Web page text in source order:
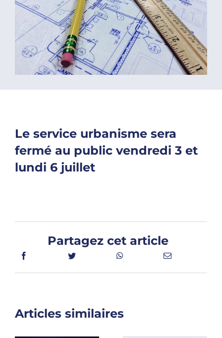
Le service urbanisme sera
fermé au public vendredi 3 et
lundi 6 juillet
Partagez cet article
Articles similaires